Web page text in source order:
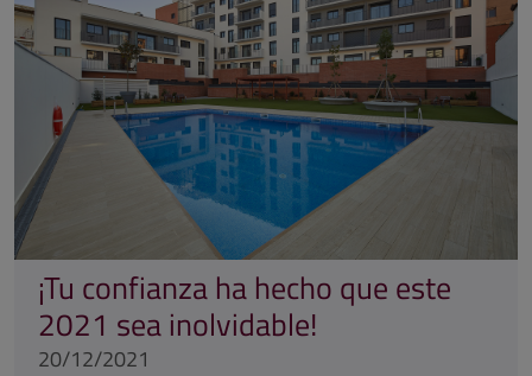
¡Tu confianza ha hecho que este
2021 sea inolvidable!
20/12/2021